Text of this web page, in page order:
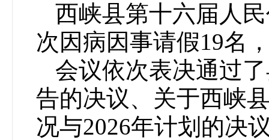
西峡县第十六届人
次因病因事请假19名
会议依次表决通过
告的决议、关于西峡
况与2026年计划的决